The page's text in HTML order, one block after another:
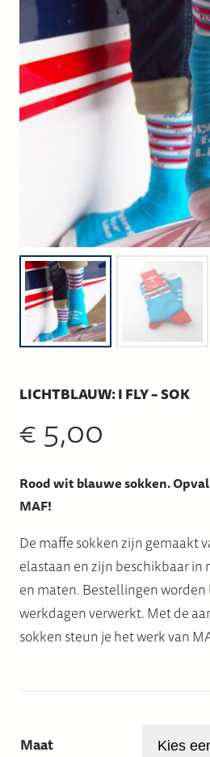
LICHTBLAUW: I FLY – SOK
€5,00
Rood wit blauwe sokken.
MAF!
De maffe sokken zijn gemaakt
elastaan en zijn beschikbaar
en maten. Bestellingen
werkdagen verwerkt. Met de
sokken steun je het werk van
Maat